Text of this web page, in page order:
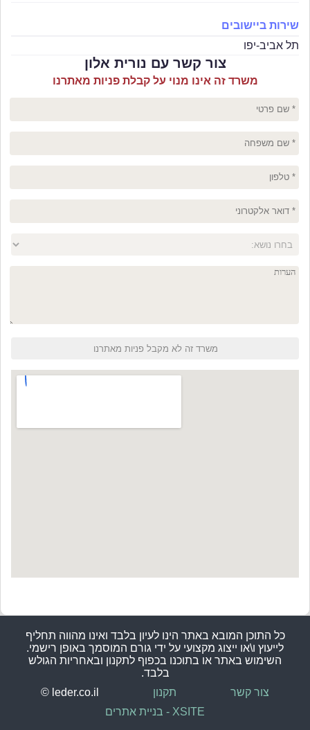
שירות ביישובים
תל אביב-יפו
צור קשר עם נורית אלון
משרד זה אינו מנוי על קבלת פניות מאתרנו
כל התוכן המובא באתר הינו לעיון בלבד ואינו מהווה תחליף
לייעוץ ו\או ייצוג מקצועי על ידי גורם המוסמך באופן רישמי.
השימוש באתר או בתוכנו בכפוף לתקנון ובאחריות הגולש
בלבד.
צור קשר
תקנון
© leder.co.il
XSITE - בניית אתרים